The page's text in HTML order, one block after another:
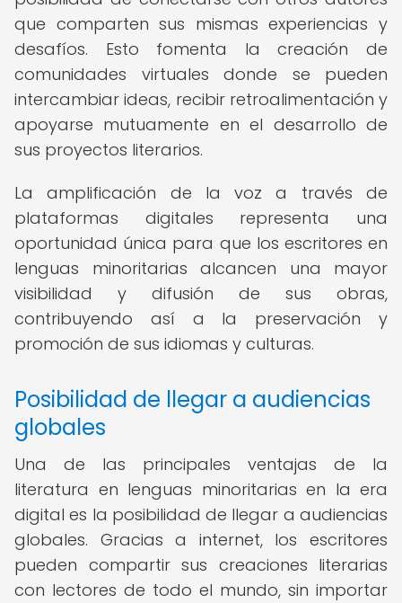
que comparten sus mismas experiencias y
desafíos. Esto fomenta la creación de
comunidades virtuales donde se pueden
intercambiar ideas, recibir retroalimentación y
apoyarse mutuamente en el desarrollo de
sus proyectos literarios.
La amplificación de la voz a través de
plataformas digitales representa una
oportunidad única para que los escritores en
lenguas minoritarias alcancen una mayor
visibilidad y difusión de sus obras,
contribuyendo así a la preservación y
promoción de sus idiomas y culturas.
Posibilidad de llegar a audiencias
globales
Una de las principales ventajas de la
literatura en lenguas minoritarias en la era
digital es la posibilidad de llegar a audiencias
globales. Gracias a internet, los escritores
pueden compartir sus creaciones literarias
con lectores de todo el mundo, sin importar